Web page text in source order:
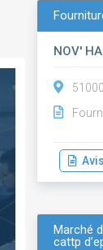
NOV'
Marché
cattp